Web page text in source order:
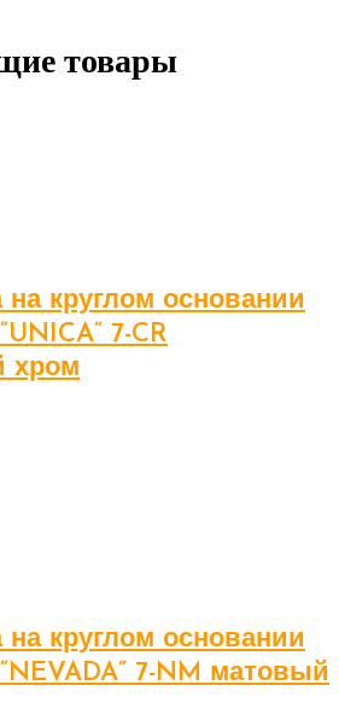
товары
круглом основании
7-CR
хром
круглом основании
7-NM матовый